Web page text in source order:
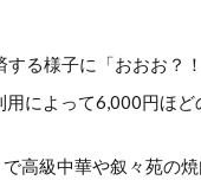
る様子に「おおお？
用によって6,000円ほど
高級中華や叙々苑の